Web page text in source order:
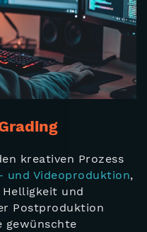
kreativen Prozess
und Videoproduktion,
Helligkeit und
Postproduktion
gewünschte